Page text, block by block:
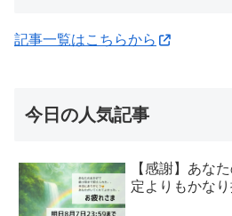
記事一覧はこちらから
今日の人気記事
【感謝】あな
定よりもかな